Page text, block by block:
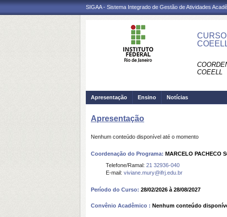
SIGAA - Sistema Integrado de Gestão de Atividades
COEELL
Apresentação Ensino Notícias
Apresentação
Nenhum conteúdo disponível até o momento
Coordenação do Programa: MARCELO PACHECO
Telefone/Ramal: 21 32936-040
E-mail: viviane.mury@ifrj.edu.br
Período do Curso: 28/02/2026 à 28/08/2027
Convênio Acadêmico : Nenhum conteúdo